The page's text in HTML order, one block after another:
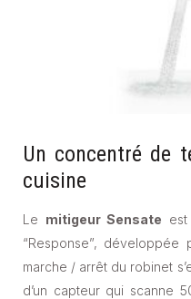
Un concentré de
cuisine
Le mitigeur Sensate
“Response”, développée
marche / arrêt du robinet
d’un capteur qui scanne